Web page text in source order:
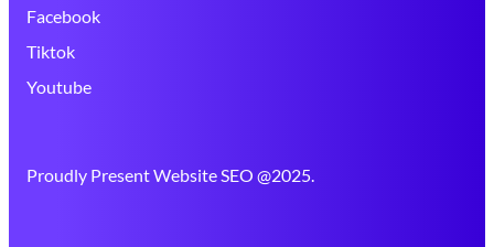
Facebook
Tiktok
Youtube
Proudly Present Website SEO @2025.